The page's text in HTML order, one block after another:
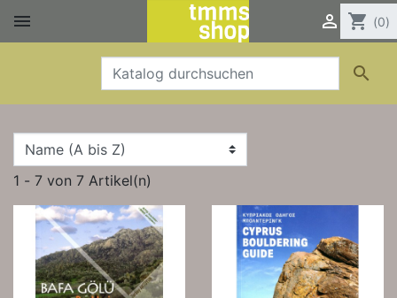
  shopping_cart (0)

1 - 7 von 7 Artikel(n)